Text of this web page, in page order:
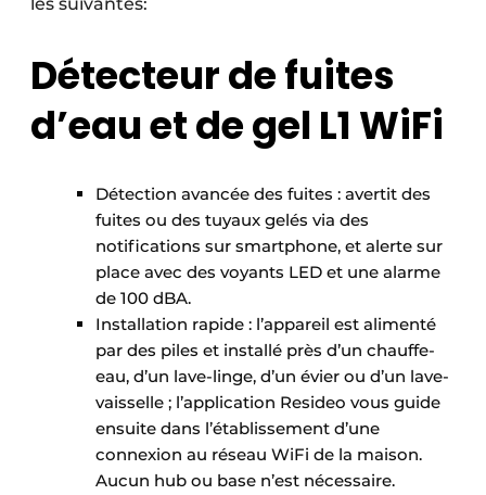
Détecteur de fuites
d’eau et de gel L1 WiFi
Détection avancée des fuites : avertit des
fuites ou des tuyaux gelés via des
notifications sur smartphone, et alerte sur
place avec des voyants LED et une alarme
de 100 dBA.
Installation rapide : l’appareil est alimenté
par des piles et installé près d’un chauffe-
eau, d’un lave-linge, d’un évier ou d’un lave-
vaisselle ; l’application Resideo vous guide
ensuite dans l’établissement d’une
connexion au réseau WiFi de la maison.
Aucun hub ou base n’est nécessaire.